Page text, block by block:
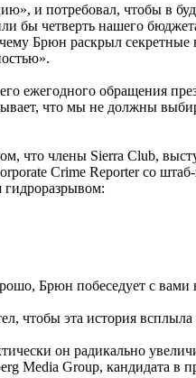
и потребовал, чтобы в
бы четверть нашего
Брюн раскрыл
ежегодного обращения
что мы не должны
что члены Sierra Club,
Crime Reporter со
Брюн побеседует с вами
чтобы эта история
он радикально
Media Group, кандидата в